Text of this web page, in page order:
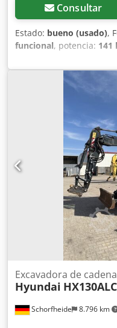
Consultar
Estado: bueno (usado),
funcional, potencia: 141
,
fabricación:2015, horas
Equipamiento:
aire
adicionales, hidráulica
Komatsu PC240 NLC-10
con 15.300 horas de
limpieza de cunetas,
lista para su uso
acondicionado,
Inspección con cita
semana. También
aduana/exportación.
Schorfheide 8.796 km
Excavadora de
Hyundai